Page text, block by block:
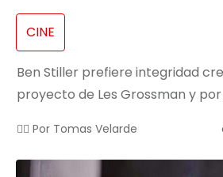
CINE
Ben Stiller prefiere integridad
proyecto de Les Grossman y
✍🏻 Por Tomas Velarde